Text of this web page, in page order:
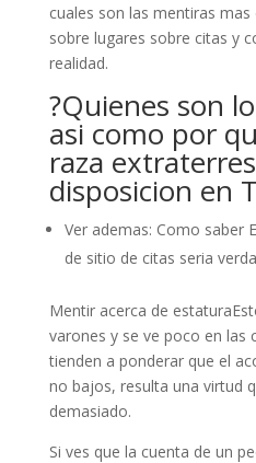
cuales son las mentiras
sobre lugares sobre citas y
realidad.
?Quienes son
asi­ como por
raza
disposicion en
Ver ademas: Como saber
de sitio de citas seri­a
Mentir acerca de
varones y se ve poco en las
tienden a ponderar que el
no bajos, resulta una virtud
demasiado.
Si ves que la cuenta de un